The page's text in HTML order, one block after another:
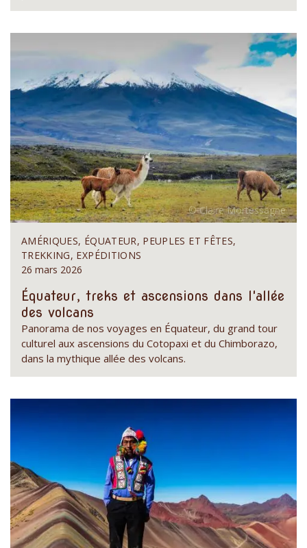
AMÉRIQUES, ÉQUATEUR, PEUPLES ET FÊTES,
TREKKING, EXPÉDITIONS
26 mars 2026
Équateur, treks et ascensions dans l'allée
des volcans
Panorama de nos voyages en Équateur, du grand tour
culturel aux ascensions du Cotopaxi et du Chimborazo,
dans la mythique allée des volcans.